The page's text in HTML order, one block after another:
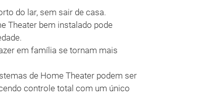
do lar, sem sair de casa.
Theater bem instalado pode
em família se tornam mais
de Home Theater podem ser
controle total com um único